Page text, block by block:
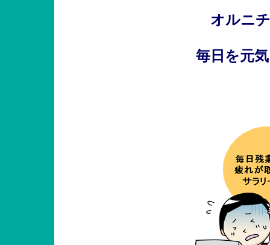
オルニ
毎日を元